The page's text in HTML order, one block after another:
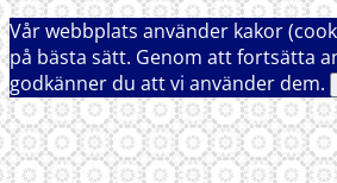
Vår webbplats använder kakor
på bästa sätt. Genom att fortsätta
godkänner du att vi använder dem.